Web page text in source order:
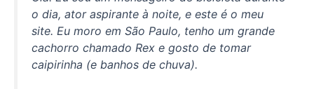
o dia, ator aspirante à noite, e este é o meu
site. Eu moro em São Paulo, tenho um grande
cachorro chamado Rex e gosto de tomar
caipirinha (e banhos de chuva).